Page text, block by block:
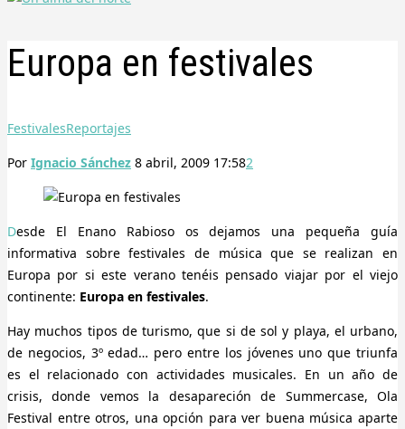
Europa en festivales
FestivalesReportajes
Por Ignacio Sánchez 8 abril, 2009 17:582
Desde El Enano Rabioso os dejamos una pequeña guía
informativa sobre festivales de música que se realizan en
Europa por si este verano tenéis pensado viajar por el viejo
continente: Europa en festivales.
Hay muchos tipos de turismo, que si de sol y playa, el urbano,
de negocios, 3º edad… pero entre los jóvenes uno que triunfa
es el relacionado con actividades musicales. En un año de
crisis, donde vemos la desapareción de Summercase, Ola
Festival entre otros, una opción para ver buena música aparte